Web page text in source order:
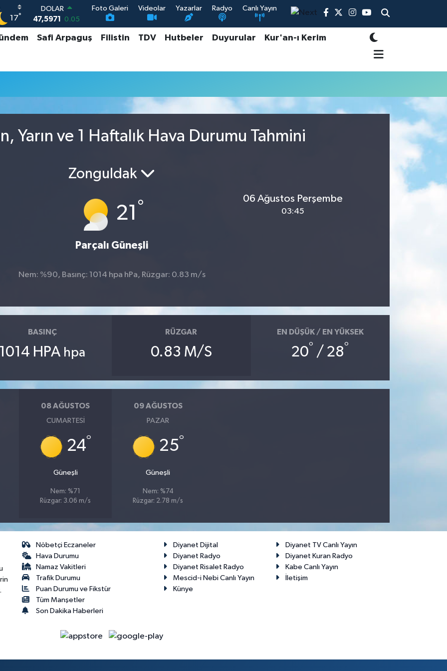
17°
DOLAR
47,5971
0.05
EURO
55,1336 0.18
GRAM ALTIN
Foto Galeri Videolar Yazarlar Radyo Canlı Yayın
Safi Arpaguş Filistin TDV Hutbeler Duyurular Kur'an-ı Kerim
Yarın ve 1 Haftalık Hava Durumu Tahmini
Zonguldak
21 °
Parçalı Güneşli
06 Ağustos Perşembe
03:45
Nem: %90, Basınç: 1014 hpa hPa, Rüzgar: 0.83 m/s
BASINÇ
1014 HPA hpa
RÜZGAR
0.83 M/S
EN DÜŞÜK / EN YÜKSEK
20° / 28°
08 AĞUSTOS
CUMARTESI
24°
Güneşli
Nem: %71
Rüzgar: 3.06 m/s
09 AĞUSTOS
PAZAR
25°
Güneşli
Nem: %74
Rüzgar: 2.78 m/s
Nöbetçi Eczaneler
Hava Durumu
Namaz Vakitleri
Trafik Durumu
Puan Durumu ve Fikstür
Tüm Manşetler
Son Dakika Haberleri
Diyanet Dijital
Diyanet TV Canlı Yayın
Diyanet Radyo
Diyanet Kuran Radyo
Diyanet Risalet Radyo
Kabe Canlı Yayın
Mescid-i Nebi Canlı Yayın
İletişim
Künye